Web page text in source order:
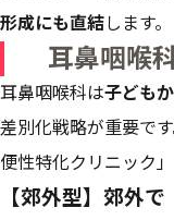
形成にも直結します。
耳鼻咽喉
耳鼻咽喉科は子ども
差別化戦略が重要で
便性特化クリニック
【郊外型】郊外